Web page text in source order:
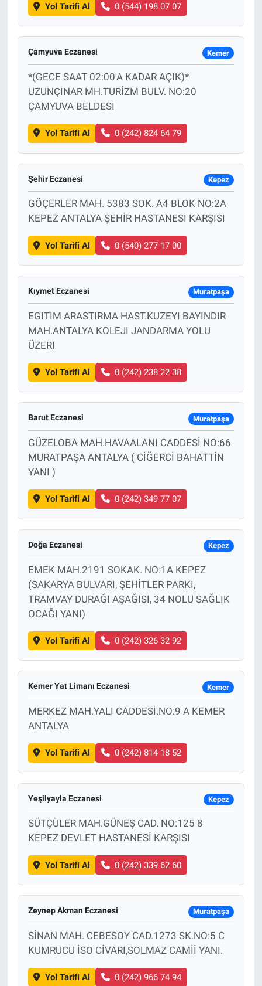
Yol Tarifi Al 0 (544) 198 07 07
Çamyuva Eczanesi Kemer
*(GECE SAAT 02:00'A KADAR AÇIK)*
UZUNÇINAR MH.TURİZM BULV. NO:20
ÇAMYUVA BELDESİ
Yol Tarifi Al 0 (242) 824 64 79
Şehir Eczanesi Kepez
GÖÇERLER MAH. 5383 SOK. A4 BLOK NO:2A
KEPEZ ANTALYA ŞEHİR HASTANESİ KARŞISI
Yol Tarifi Al 0 (540) 277 17 00
Kıymet Eczanesi Muratpaşa
EGITIM ARASTIRMA HAST.KUZEYI BAYINDIR
MAH.ANTALYA KOLEJI JANDARMA YOLU
ÜZERI
Yol Tarifi Al 0 (242) 238 22 38
Barut Eczanesi Muratpaşa
GÜZELOBA MAH.HAVAALANI CADDESİ NO:66
MURATPAŞA ANTALYA ( CİĞERCİ BAHATTİN
YANI )
Yol Tarifi Al 0 (242) 349 77 07
Doğa Eczanesi Kepez
EMEK MAH.2191 SOKAK. NO:1A KEPEZ
(SAKARYA BULVARI, ŞEHİTLER PARKI,
TRAMVAY DURAĞI AŞAĞISI, 34 NOLU SAĞLIK
OCAĞI YANI)
Yol Tarifi Al 0 (242) 326 32 92
Kemer Yat Limanı Eczanesi Kemer
MERKEZ MAH.YALI CADDESİ.NO:9 A KEMER
ANTALYA
Yol Tarifi Al 0 (242) 814 18 52
Yeşilyayla Eczanesi Kepez
SÜTÇÜLER MAH.GÜNEŞ CAD. NO:125 8
KEPEZ DEVLET HASTANESİ KARŞISI
Yol Tarifi Al 0 (242) 339 62 60
Zeynep Akman Eczanesi Muratpaşa
SİNAN MAH. CEBESOY CAD.1273 SK.NO:5 C
KUMRUCU İSO CİVARI,SOLMAZ CAMİİ YANI.
Yol Tarifi Al 0 (242) 966 74 94